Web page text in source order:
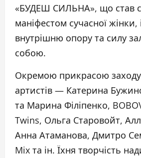
«БУДЕШ СИЛЬНА», що став
маніфестом сучасної жінки,
внутрішню опору та силу
собою.
Окремою прикрасою заходу
артистів — Катерина
та Марина Філіпенко,
Twins, Ольга Старовойт,
Анна Атаманова, Дмитро
Mix та ін. Їхня творчість